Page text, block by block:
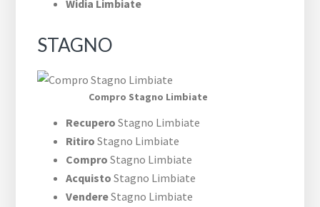
Widia Limbiate
STAGNO
Compro Stagno Limbiate
RecuperoStagno Limbiate
Ritiro Stagno Limbiate
Compro Stagno Limbiate
Acquisto Stagno Limbiate
VendereStagno Limbiate